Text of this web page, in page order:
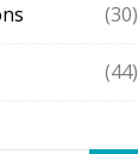
(30)
(44)